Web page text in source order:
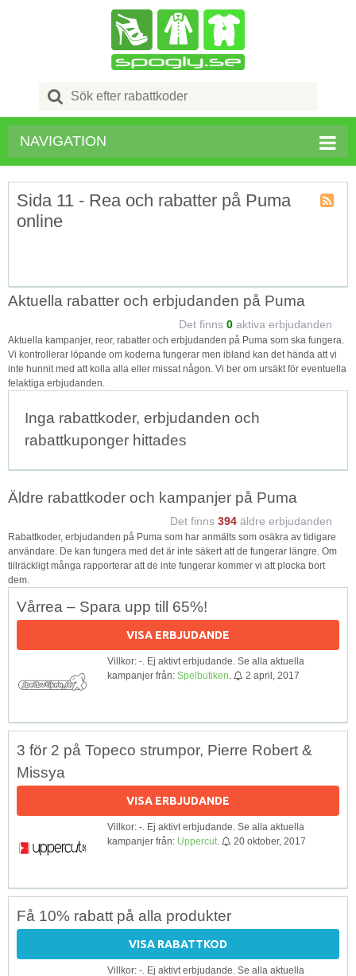
Search
for:
NAVIGATION
Sida 11 - Rea och rabatter på Puma
online
Aktuella rabatter och erbjudanden på Puma
Det finns 0 aktiva erbjudanden
Aktuella kampanjer, reor, rabatter och erbjudanden på Puma som ska fungera.
Vi kontrollerar löpande om koderna fungerar men ibland kan det hända att vi
inte hunnit med att kolla alla eller missat någon. Vi ber om ursäkt för eventuella
felaktiga erbjudanden.
Inga rabattkoder, erbjudanden och
rabattkuponger hittades
Äldre rabattkoder och kampanjer på Puma
Det finns 394 äldre erbjudanden
Rabattkoder, erbjudanden på Puma som har anmälts som osäkra av tidigare
användare. De kan fungera med det är inte säkert att de fungerar längre. Om
tillräckligt många rapporterar att de inte fungerar kommer vi att plocka bort
dem.
Vårrea – Spara upp till 65%!
VISA ERBJUDANDE
Villkor: -. Ej aktivt erbjudande. Se alla aktuella
kampanjer från: Spelbutiken 2 april, 2017
3 för 2 på Topeco strumpor, Pierre Robert &
Missya
VISA ERBJUDANDE
Villkor: -. Ej aktivt erbjudande. Se alla aktuella
kampanjer från: Uppercut 20 oktober, 2017
Få 10% rabatt på alla produkter
VISA RABATTKOD
Villkor: -. Ej aktivt erbjudande. Se alla aktuella